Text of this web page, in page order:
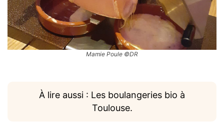
Mamie Poule ©DR
À lire aussi : Les boulangeries bio à
Toulouse.